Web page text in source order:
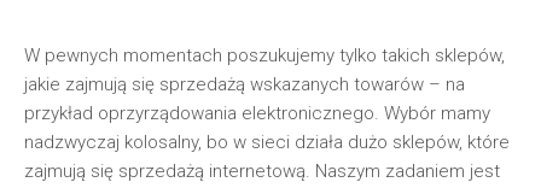
W pewnych momentach poszukujemy tylko takich sklepów,
jakie zajmują się sprzedażą wskazanych towarów – na
przykład oprzyrządowania elektronicznego. Wybór mamy
nadzwyczaj kolosalny, bo w sieci działa dużo sklepów, które
zajmują się sprzedażą internetową. Naszym zadaniem jest